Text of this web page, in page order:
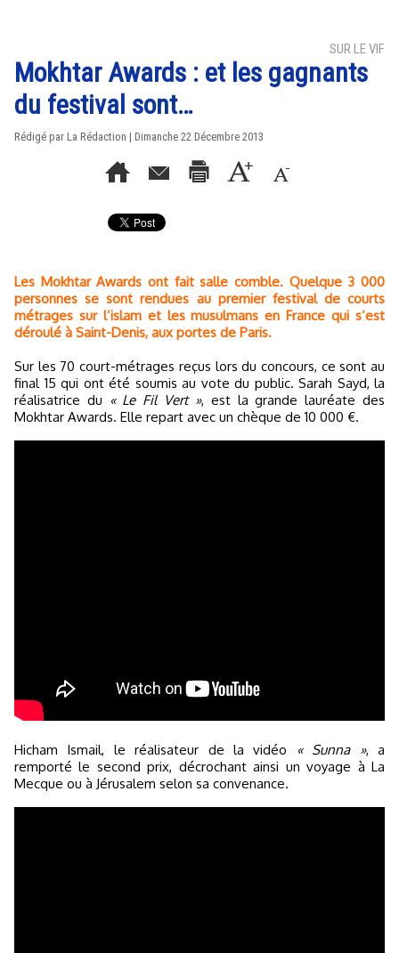
SUR LE VIF
Mokhtar Awards : et les gagnants
du festival sont…
Rédigé par La Rédaction | Dimanche 22 Décembre 2013
Les Mokhtar Awards ont fait salle comble. Quelque 3 000
personnes se sont rendues au premier festival de courts
métrages sur l’islam et les musulmans en France qui s’est
déroulé à Saint-Denis, aux portes de Paris.
Sur les 70 court-métrages reçus lors du concours, ce sont au
final 15 qui ont été soumis au vote du public. Sarah Sayd, la
réalisatrice du « Le Fil Vert », est la grande lauréate des
Mokhtar Awards. Elle repart avec un chèque de 10 000 €.
Hicham Ismail, le réalisateur de la vidéo « Sunna », a
remporté le second prix, décrochant ainsi un voyage à La
Mecque ou à Jérusalem selon sa convenance.